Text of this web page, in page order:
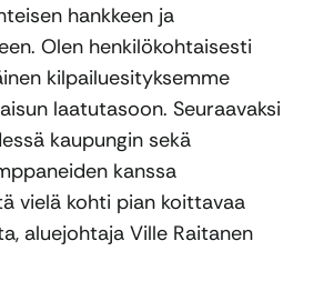
hankkeen ja
Olen henkilökohtaisesti
kilpailuesityksemme
laatutasoon. Seuraavaksi
kaupungin sekä
kanssa
vielä kohti pian koittavaa
aluejohtaja Ville Raitanen